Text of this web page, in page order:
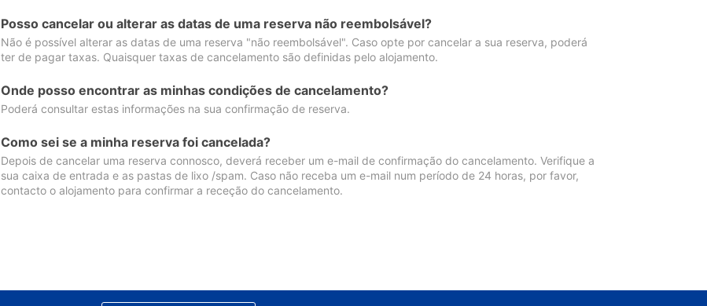
Posso cancelar ou alterar as datas de uma reserva não reembolsável?
Não é possível alterar as datas de uma reserva "não reembolsável". Caso opte por cancelar a sua reserva, poderá
ter de pagar taxas. Quaisquer taxas de cancelamento são definidas pelo alojamento.
Onde posso encontrar as minhas condições de cancelamento?
Poderá consultar estas informações na sua confirmação de reserva.
Como sei se a minha reserva foi cancelada?
Depois de cancelar uma reserva connosco, deverá receber um e-mail de confirmação do cancelamento. Verifique a
sua caixa de entrada e as pastas de lixo /spam. Caso não receba um e-mail num período de 24 horas, por favor,
contacto o alojamento para confirmar a receção do cancelamento.